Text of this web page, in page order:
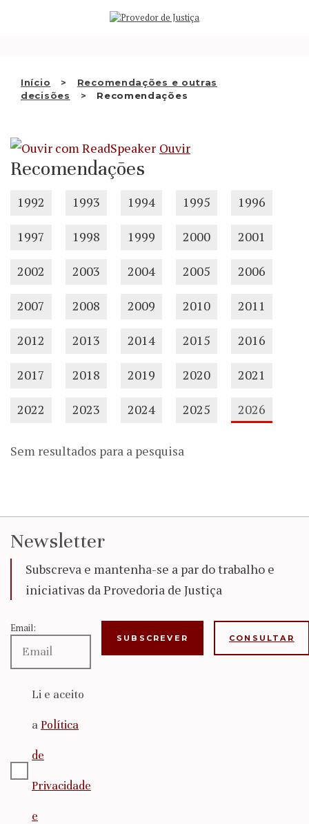
Início
Recomendações e outras
decisões
Recomendações
QUEM SOMOS
RECOMENDAÇÕES E OUTRAS
DECISÕES
APRESENTAR QUEIXA
PT
Ouvir
Recomendações
1992 1993 1994 1995 1996
1997 1998 1999 2000 2001
2002 2003 2004 2005 2006
2007 2008 2009 2010 2011
2012 2013 2014 2015 2016
2017 2018 2019 2020 2021
2022 2023 2024 2025 2026
Sem resultados para a pesquisa
Newsletter
Subscreva e mantenha-se a par do trabalho e
iniciativas da Provedoria de Justiça
Email:
Li e aceito
a Política
de
Privacidade
e
CONSULTAR